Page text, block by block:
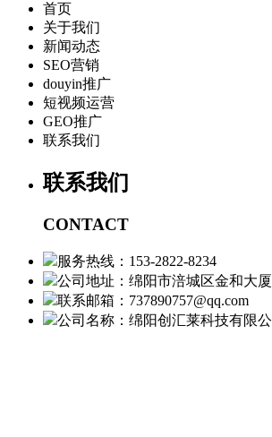
首页
关于我们
新闻动态
SEO营销
douyin推广
短视频运营
GEO推广
联系我们
联系我们
CONTACT
服务热线：153-2822-8234
公司地址：绵阳市涪城区金和大
联系邮箱：737890757@qq.com
公司名称：绵阳创汇莱科技有限公